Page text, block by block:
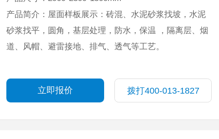
产品简介：屋面样板展示：砖混、水泥砂浆找坡，水泥
砂浆找平，圆角，基层处理，防水，保温 ，隔离层、烟
道、风帽、避雷接地、排气、透气等工艺。
立即报价 拨打400-013-1827